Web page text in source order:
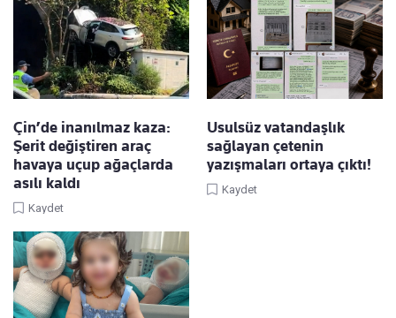
Çin’de inanılmaz kaza:
Şerit değiştiren araç
havaya uçup ağaçlarda
asılı kaldı
Kaydet
Usulsüz vatandaşlık
sağlayan çetenin
yazışmaları ortaya çıktı!
Kaydet